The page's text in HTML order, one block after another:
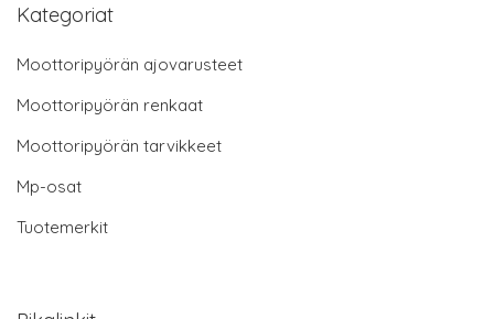
Kategoriat
Moottoripyörän ajovarusteet
Moottoripyörän renkaat
Moottoripyörän tarvikkeet
Mp-osat
Tuotemerkit